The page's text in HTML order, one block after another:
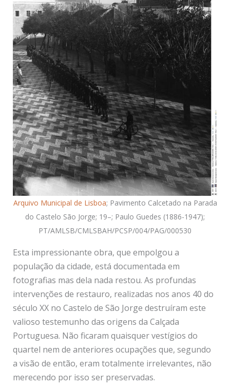
Arquivo Municipal de Lisboa; Pavimento Calcetado na Parada
do Castelo São Jorge; 19–; Paulo Guedes (1886-1947);
PT/AMLSB/CMLSBAH/PCSP/004/PAG/000530
Esta impressionante obra, que empolgou a
população da cidade, está documentada em
fotografias mas dela nada restou. As profundas
intervenções de restauro, realizadas nos anos 40 do
século XX no Castelo de São Jorge destruíram este
valioso testemunho das origens da Calçada
Portuguesa. Não ficaram quaisquer vestígios do
quartel nem de anteriores ocupações que, segundo
a visão de então, eram totalmente irrelevantes, não
merecendo por isso ser preservadas.